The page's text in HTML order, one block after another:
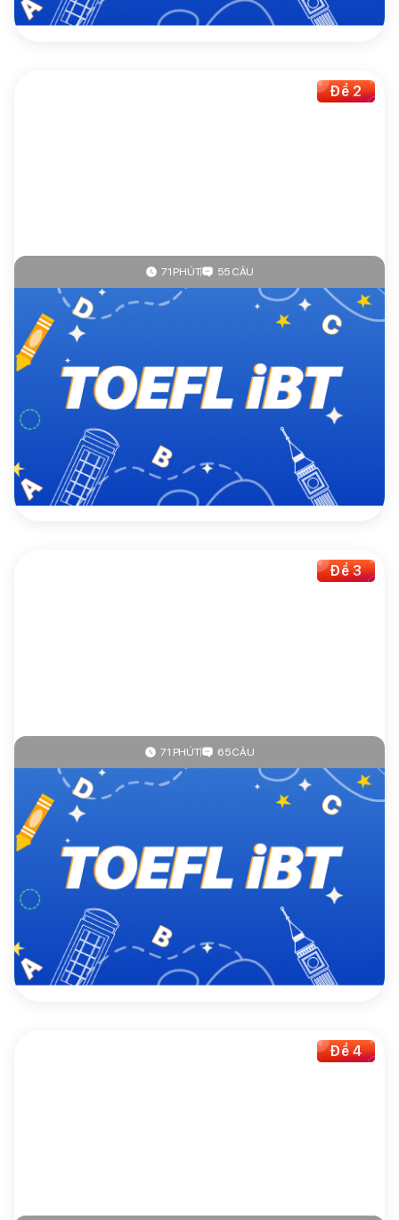
Giảm giá lên đến khi mua đề thi theo gói
71 PHÚT 55 CÂU
Đề 2
4.7 (96 đánh giá) Toefl
TOEFL iBT (95-120)
30.000đ/đề
Mua ngay Mua theo gói
Giảm giá lên đến khi mua đề thi theo gói
71 PHÚT 65 CÂU
Đề 3
(43 đánh giá) Toefl
TOEFL iBT (95-120)
30.000đ/đề
Mua ngay Mua theo gói
Giảm giá lên đến khi mua đề thi theo gói
Đề 4